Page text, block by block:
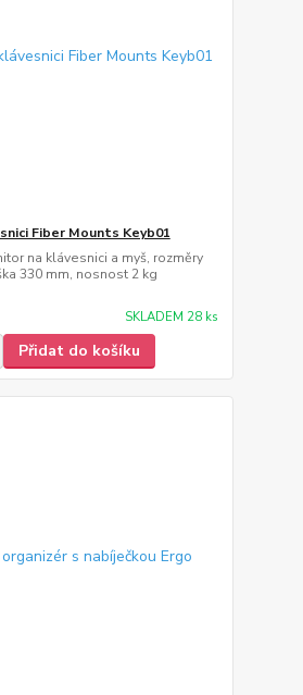
Fiber Mounts Keyb01
na klávesnici a myš, rozměry
330 mm, nosnost 2 kg
SKLADEM 28 ks
Přidat do košíku